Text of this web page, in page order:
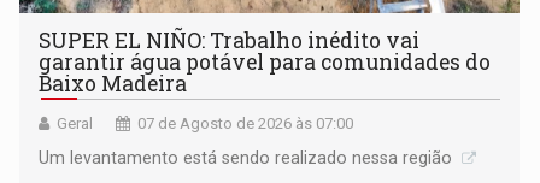
SUPER EL NIÑO: Trabalho inédito vai
garantir água potável para comunidades do
Baixo Madeira
Geral 07 de Agosto de 2026 às 07:00
Um levantamento está sendo realizado nessa região